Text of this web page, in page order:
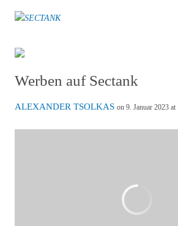
Werben auf Sectank
ALEXANDER TSOLKAS on 9. Januar 2023 at